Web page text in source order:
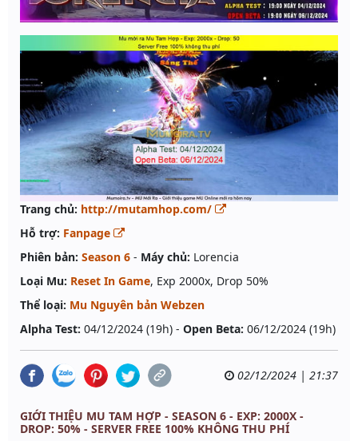
Trang chủ: http://mutamhop.com/
Hỗ trợ: Fanpage
Phiên bản: Season 6 - Máy chủ: Lorencia
Loại Mu: Reset In Game, Exp 2000x, Drop 50%
Thể loại: Mu Nguyên bản Webzen
Alpha Test: 04/12/2024 (19h) - Open Beta: 06/12/2024 (19h)
02/12/2024 | 21:37
GIỚI THIỆU MU TAM HỢP - SEASON 6 - EXP: 2000X -
DROP: 50% - SERVER FREE 100% KHÔNG THU PHÍ